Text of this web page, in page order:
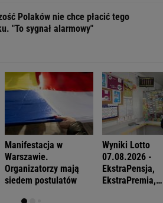
Polaków nie chce płacić tego
"To sygnał alarmowy"
Manifestacja w
Warszawie.
Organizatorzy mają
siedem postulatów
Wyniki Lotto
07.08.2026 -
EkstraPensja,
EkstraPremia,